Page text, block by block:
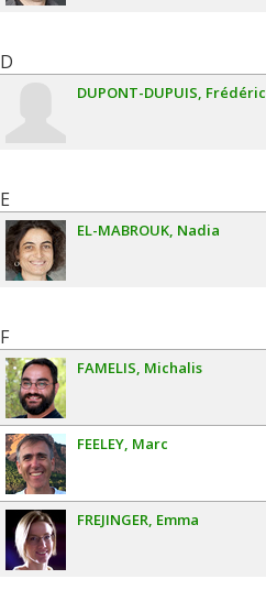
D
DUPONT-DUPUIS Frédéric
E
EL-MABROUK Nadia
F
FAMELIS Michalis
FEELEY Marc
FREJINGER Emma